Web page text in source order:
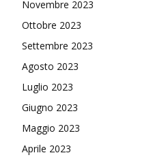
Novembre 2023
Ottobre 2023
Settembre 2023
Agosto 2023
Luglio 2023
Giugno 2023
Maggio 2023
Aprile 2023